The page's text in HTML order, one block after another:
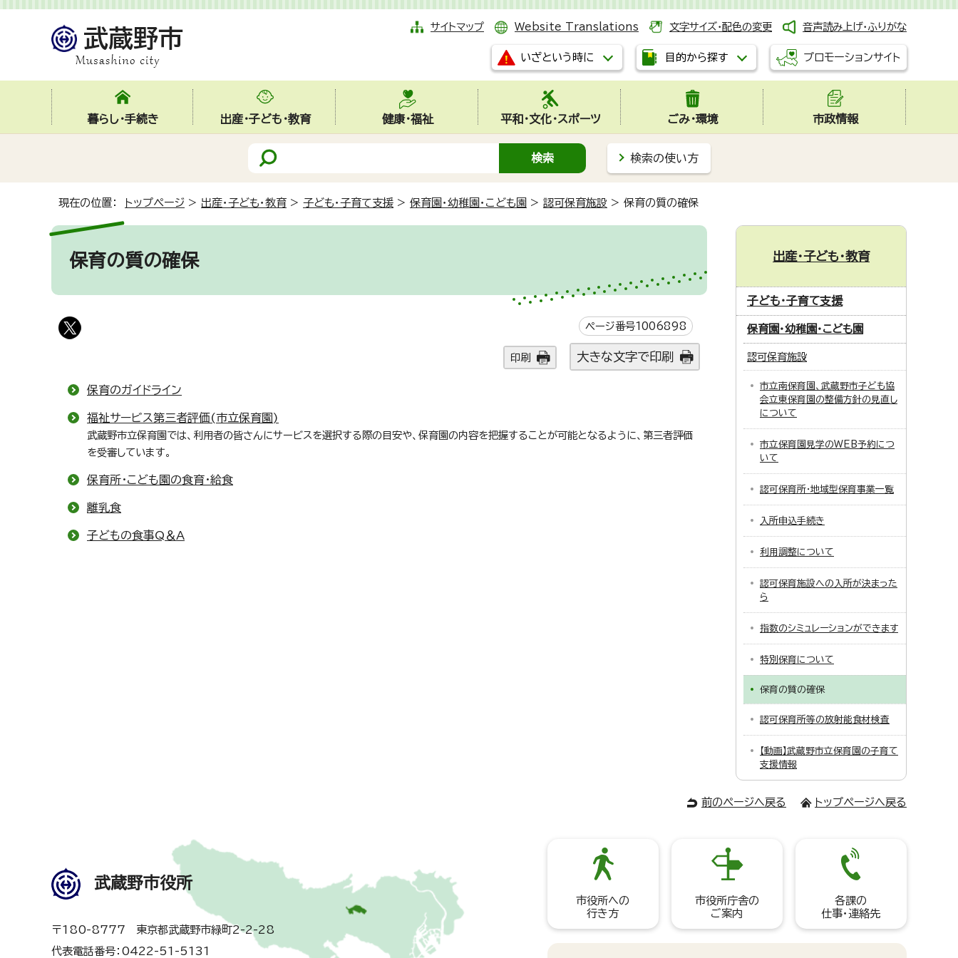
サイトマップ Website Translations 文字サイズ・配色の変更 音声読み上げ・ふりがな
いざという時に 目的から探す プロモーションサイト
暮らし・手続き 出産・子ども・教育 健康・福祉 平和・文化・スポーツ ごみ・環境 市政情報
検索の使い方
現在の位置： トップページ > 出産・子ども・教育 > 子ども・子育て支援 > 保育園・幼稚園・こども園 > 認可保育施設 > 保育の質の確保
保育の質の確保
ページ番号1006898
印刷 大きな文字で印刷
保育のガイドライン
福祉サービス第三者評価(市立保育園)
武蔵野市立保育園では、利用者の皆さんにサービスを選択する際の目安や、保育園の内容を把握することが可能となるように、第三者評価
を受審しています。
保育所・こども園の食育・給食
離乳食
子どもの食事Q＆A
出産・子ども・教育
子ども・子育て支援
保育園・幼稚園・こども園
認可保育施設
市立南保育園、武蔵野市子ども協
会立東保育園の整備方針の見直し
について
市立保育園見学のWEB予約につ
いて
認可保育所・地域型保育事業一覧
入所申込手続き
利用調整について
認可保育施設への入所が決まった
ら
指数のシミュレーションができます
特別保育について
保育の質の確保
認可保育所等の放射能食材検査
【動画】武蔵野市立保育園の子育て
支援情報
前のページへ戻る トップページへ戻る
武蔵野市役所
〒180-8777 東京都武蔵野市緑町2-2-28
代表電話番号：0422-51-5131
市役所への
行き方
市役所庁舎の
ご案内
各課の
仕事・連絡先